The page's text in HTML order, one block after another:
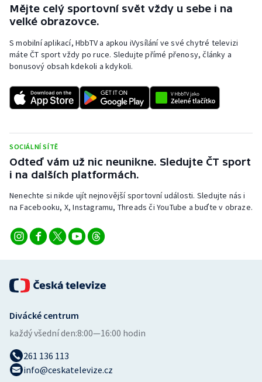
Mějte celý sportovní svět vždy u sebe i na
velké obrazovce.
S mobilní aplikací, HbbTV a apkou iVysílání ve své chytré televizi
máte ČT sport vždy po ruce. Sledujte přímé přenosy, články a
bonusový obsah kdekoli a kdykoli.
SOCIÁLNÍ SÍTĚ
Odteď vám už nic neunikne. Sledujte ČT sport
i na dalších platformách.
Nenechte si nikde ujít nejnovější sportovní události. Sledujte nás i
na Facebooku, X, Instagramu, Threads či YouTube a buďte v obraze.
Divácké centrum
každý všední den:8:00—16:00 hodin
261 136 113
info@ceskatelevize.cz